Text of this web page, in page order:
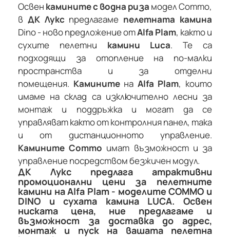
Освен камините с водна риза модел Commo,
в ДК Лукс предлагаме пелетната камина
Dino - ново предложение отAlfa Plam, както и
сухите пелетни камини Luca. Те са
подходящи за отопление на по-малки
пространства и за отделни
помещения. Каминитена Alfa Plam, които
имаме на склад са изключително лесни за
монтаж и поддръжка и могат да се
управляват както от контролния панел, така
и от дистанционното управление.
Камините Commo имат възможност и за
управление посредством безжичен модул.
ДК Лукс предлага атрактивни
промоционални цени за пелетните
камини на Alfa Plam - моделите COMMO и
DINO и сухата камина LUCA. Освен
ниската цена, ние предлагаме и
възможност за доставка до адрес,
монтаж и пуск на вашата пелетна